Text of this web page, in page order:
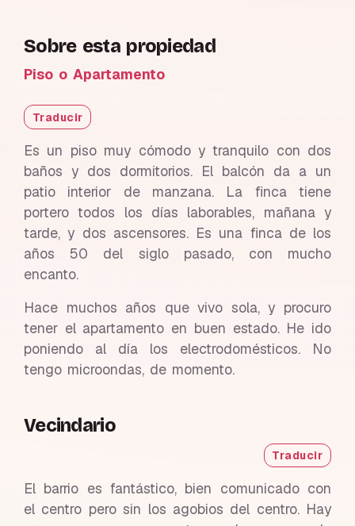
Sobre esta propiedad
Piso o Apartamento
Traducir
Es un piso muy cómodo y tranquilo con dos
baños y dos dormitorios. El balcón da a un
patio interior de manzana. La finca tiene
portero todos los días laborables, mañana y
tarde, y dos ascensores. Es una finca de los
años 50 del siglo pasado, con mucho
encanto.
Hace muchos años que vivo sola, y procuro
tener el apartamento en buen estado. He ido
poniendo al día los electrodomésticos. No
tengo microondas, de momento.
Vecindario
Traducir
El barrio es fantástico, bien comunicado con
el centro pero sin los agobios del centro. Hay